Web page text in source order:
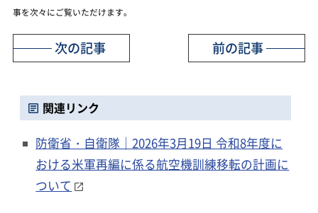
事を次々にご覧いただけます。
前の記事
次の記事
関連リンク
防衛省・自衛隊｜2026年3月19日 令和8年度に
おける米軍再編に係る航空機訓練移転の計画に
ついて